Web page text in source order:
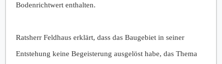
Bodenrichtwert enthalten.
Ratsherr Feldhaus erklärt, dass das Baugebiet in seiner
Entstehung keine Begeisterung ausgelöst habe, das Thema